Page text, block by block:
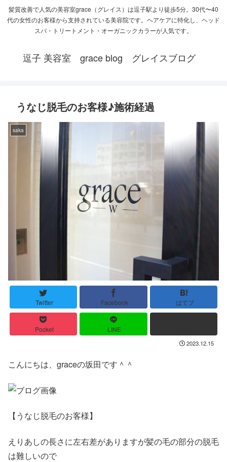
髪質改善で人気の美容室grace（グレイス）は逗子駅より徒歩5分。30代〜40
代の女性のお客様から支持されている美容院です。ヘアケアに特化し、ヘッド
スパ・トリートメント・オーガニックカラーが人気です。
逗子 美容室 grace blog グレイスブログ
うなじ脱毛のお客様♪施術経過
saka
Twitter Facebook はてブ
Pocket LINE
2023.12.15
こんにちは、graceの坂田です＾＾
【うなじ脱毛のお客様】
えりあしの長さに左右差がありますが髪の毛の部分の脱毛
は難しいので